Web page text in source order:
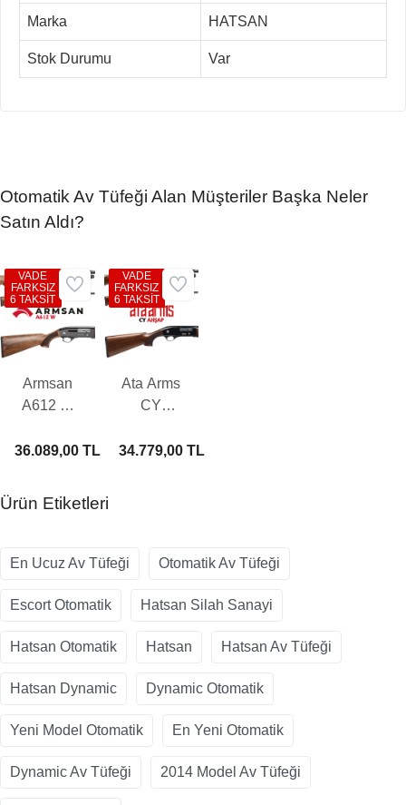
Marka HATSAN
Stok Durumu Var
Otomatik Av Tüfeği Alan Müşteriler Başka Neler
Satın Aldı?
Armsan
A612 W
Av Tüfeği
36.089,00 TL
VADE
FARKSIZ
6 TAKSİT
Ata Arms
CY
Otomatik
34.779,00 TL
VADE
FARKSIZ
6 TAKSİT
Ürün Etiketleri
En Ucuz Av Tüfeği Otomatik Av Tüfeği
Escort Otomatik Hatsan Silah Sanayi
Hatsan Otomatik Hatsan Hatsan Av Tüfeği
Hatsan Dynamic Dynamic Otomatik
Yeni Model Otomatik En Yeni Otomatik
Dynamic Av Tüfeği 2014 Model Av Tüfeği